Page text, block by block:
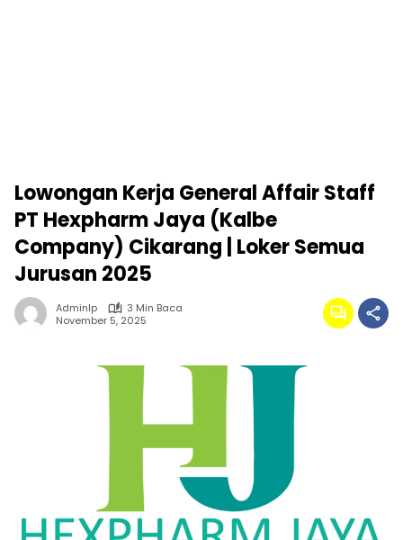
Lowongan Kerja General Affair Staff
PT Hexpharm Jaya (Kalbe
Company) Cikarang | Loker Semua
Jurusan 2025
Adminlp
3 Min Baca
November 5, 2025